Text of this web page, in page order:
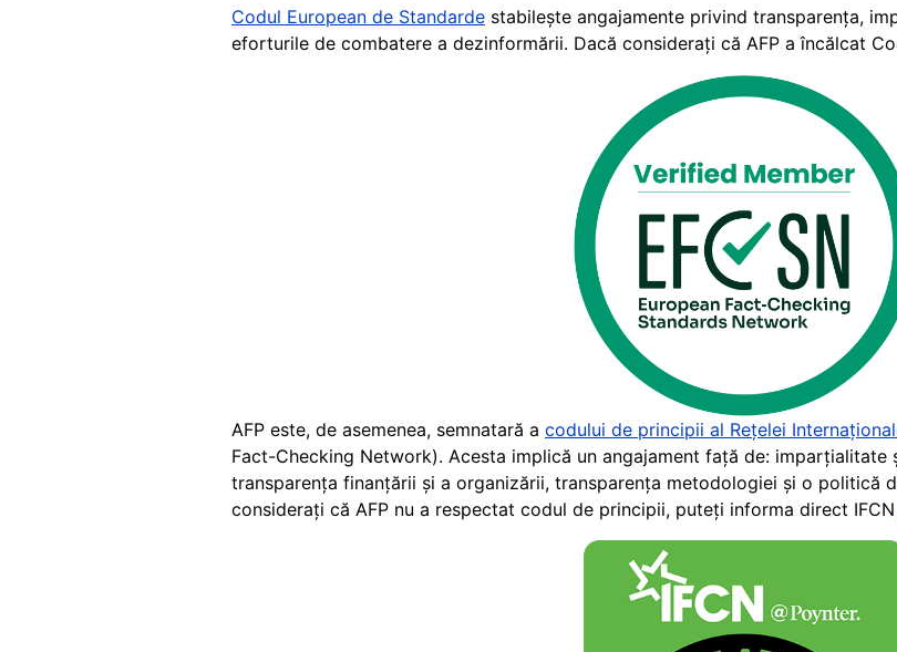
Codul European de Standarde stabilește angajamente privind transparența,
eforturile de combatere a dezinformării. Dacă considerați că AFP a încălcat
AFP este, de asemenea, semnatară a codului de principii al Rețelei
Fact-Checking Network). Acesta implică un angajament față de: imparțialitate
transparența finanțării și a organizării, transparența metodologiei și o politică
considerați că AFP nu a respectat codul de principii, puteți informa direct IFCN